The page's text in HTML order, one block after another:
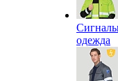
одежда